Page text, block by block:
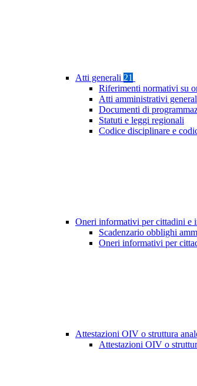
Atti generali 21
Riferimenti normativi su
Atti amministrativi
Documenti di
Statuti e leggi regionali
Codice disciplinare e
Oneri informativi per cittadini e
Scadenzario obblighi
Oneri informativi per
Attestazioni OIV o struttura
Attestazioni OIV o